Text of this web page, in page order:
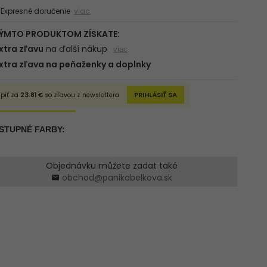
doručenie viac
Objednávku můžete zadat také
obchod@panikabelkova.sk